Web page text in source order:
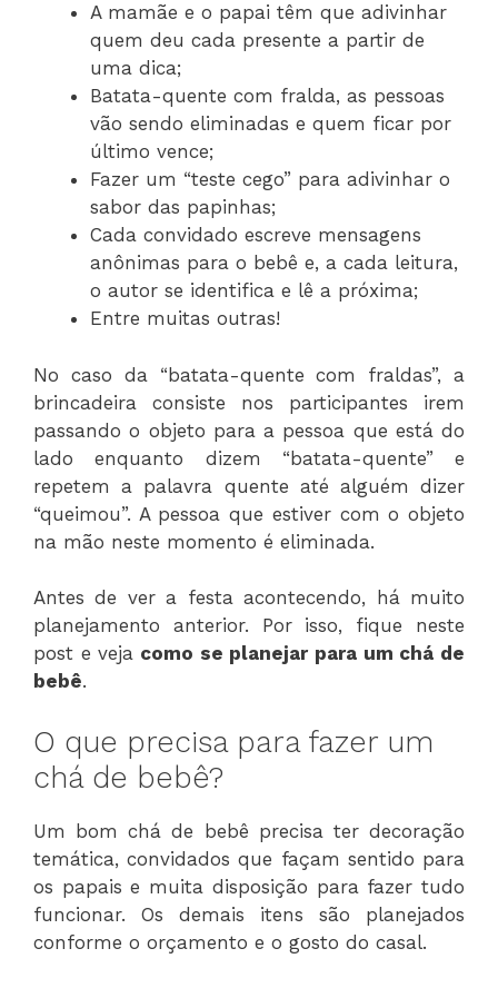
A mamãe e o papai têm que adivinhar
quem deu cada presente a partir de
uma dica;
Batata-quente com fralda, as pessoas
vão sendo eliminadas e quem ficar por
último vence;
Fazer um “teste cego” para adivinhar o
sabor das papinhas;
Cada convidado escreve mensagens
anônimas para o bebê e, a cada leitura,
o autor se identifica e lê a próxima;
Entre muitas outras!
No caso da “batata-quente com fraldas”, a
brincadeira consiste nos participantes irem
passando o objeto para a pessoa que está do
lado enquanto dizem “batata-quente” e
repetem a palavra quente até alguém dizer
“queimou”. A pessoa que estiver com o objeto
na mão neste momento é eliminada.
Antes de ver a festa acontecendo, há muito
planejamento anterior. Por isso, fique neste
post e veja como se planejar para um chá de
bebê.
O que precisa para fazer um
chá de bebê?
Um bom chá de bebê precisa ter decoração
temática, convidados que façam sentido para
os papais e muita disposição para fazer tudo
funcionar. Os demais itens são planejados
conforme o orçamento e o gosto do casal.